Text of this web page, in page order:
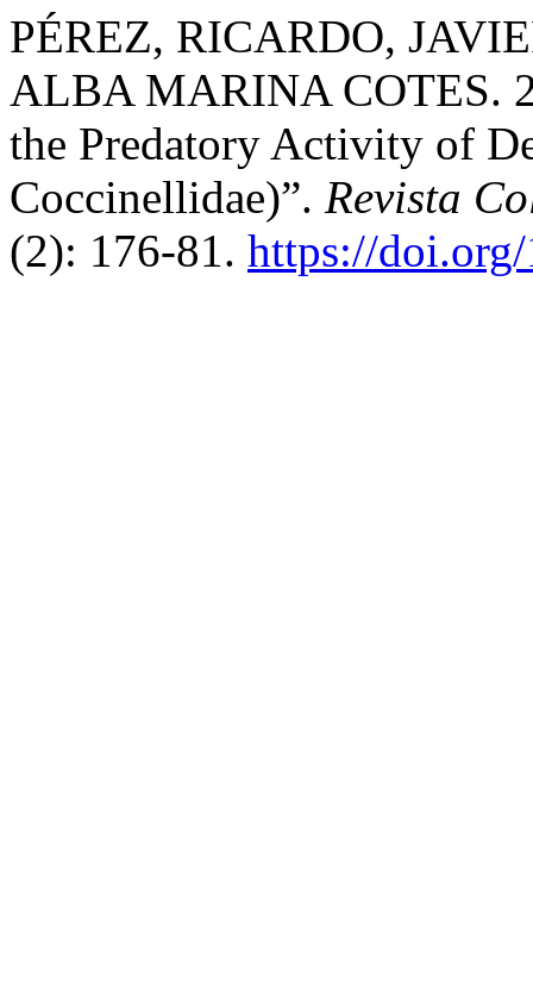
PÉREZ, RICARDO,
ALBA MARINA COTES.
the Predatory Activity of
Coccinellidae)”. Revista
(2): 176-81. https://